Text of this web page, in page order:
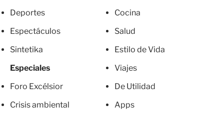
Deportes
Espectáculos
Sintetika
Especiales
Foro Excélsior
Crisis ambiental
Cocina
Salud
Estilo de Vida
Viajes
De Utilidad
Apps